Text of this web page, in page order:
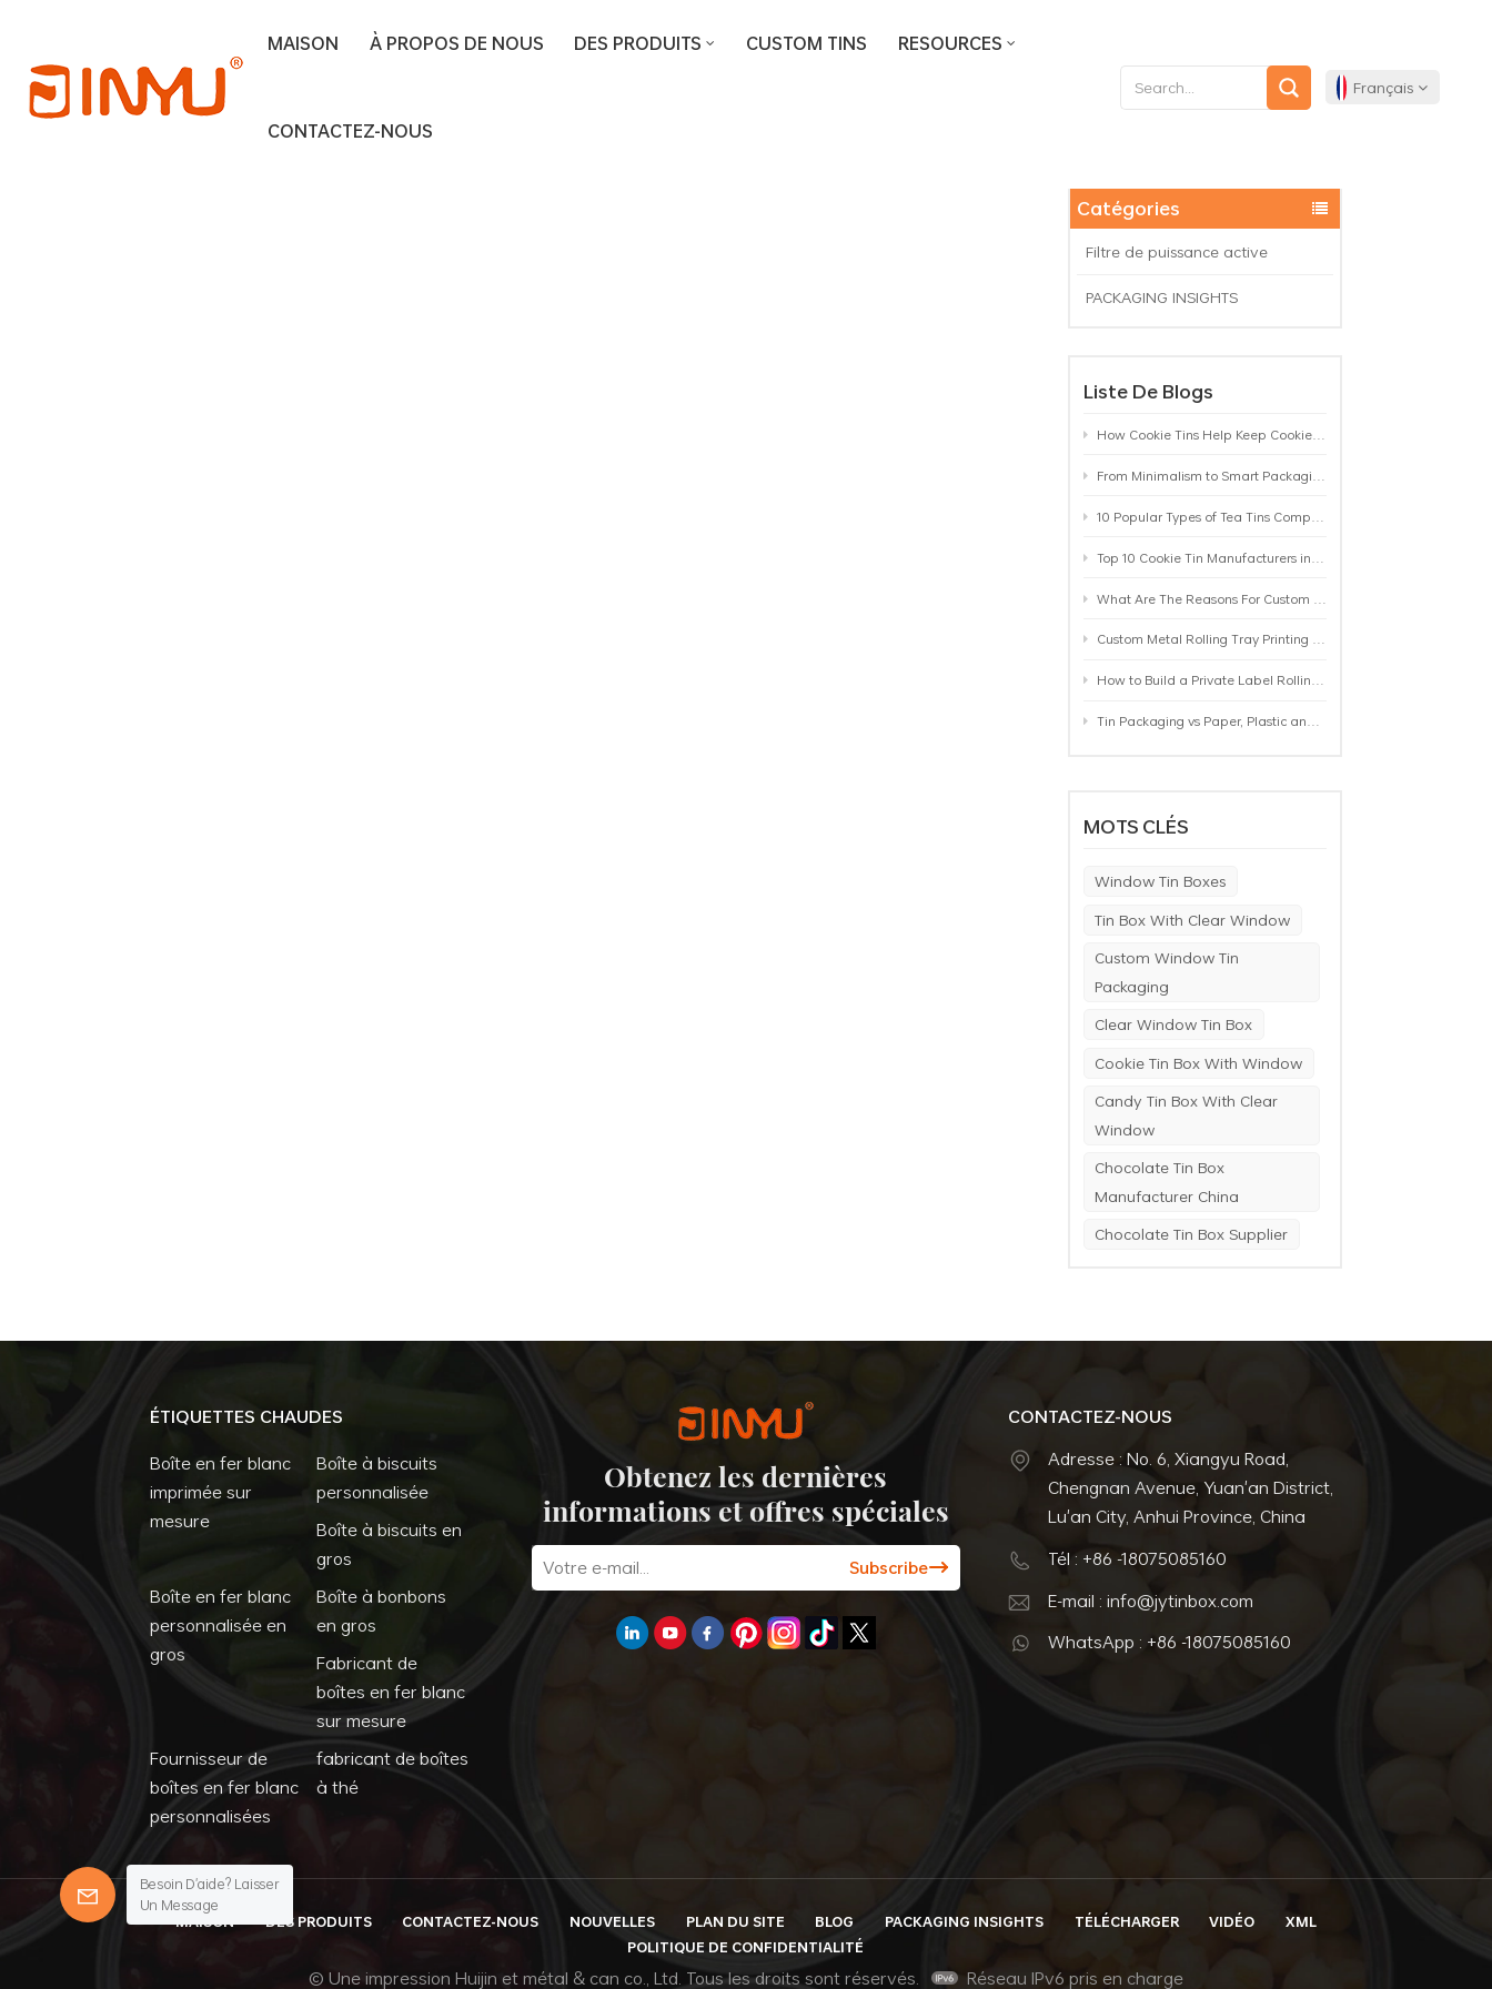
MAISON À PROPOS DE NOUS DES PRODUITS CUSTOM TINS RESOURCES
CONTACTEZ-NOUS
Français
English
Maison
Catégories
Filtre de puissance active
PACKAGING INSIGHTS
Liste De Blogs
How Cookie Tins Help Keep Cookies Fresh: A Practical Packaging Guide for Biscuit Brands
From Minimalism to Smart Packaging: 9 Tea Tin Design Trends Shaping 2026
10 Popular Types of Tea Tins Compared: A Practical Buying Guide for Tea Brands
Top 10 Cookie Tin Manufacturers in the World by 2026: A Buyer’s Comparison
What Are The Reasons For Custom Rolling Tray Wholesale Prices? MOQ, Size, Printing & Packaging Explained
Custom Metal Rolling Tray Printing & Manufacturing: From Artwork to Mass Production
How to Build a Private Label Rolling Tray Collection: Sizes, Designs and Product Positioning
Tin Packaging vs Paper, Plastic and Aluminum: Which Packaging Works Best for Your Product?
MOTS CLÉS
Window Tin Boxes
Tin Box With Clear Window
Custom Window Tin
Packaging
Clear Window Tin Box
Cookie Tin Box With Window
Candy Tin Box With Clear
Window
Chocolate Tin Box
Manufacturer China
Chocolate Tin Box Supplier
ÉTIQUETTES CHAUDES
Boîte en fer blanc
imprimée sur
mesure
Boîte à biscuits
personnalisée
Boîte à biscuits en
gros
Boîte en fer blanc
personnalisée en
gros
Boîte à bonbons
en gros
Fabricant de
boîtes en fer blanc
sur mesure
Fournisseur de
boîtes en fer blanc
personnalisées
fabricant de boîtes
à thé
Obtenez les dernières
informations et offres spéciales
CONTACTEZ-NOUS
Adresse : No. 6, Xiangyu Road,
Chengnan Avenue, Yuan'an District,
Lu'an City, Anhui Province, China
Tél : +86 -18075085160
E-mail : info@jytinbox.com
WhatsApp : +86 -18075085160
MAISON DES PRODUITS CONTACTEZ-NOUS NOUVELLES PLAN DU SITE BLOG PACKAGING INSIGHTS TÉLÉCHARGER VIDÉO
XML
POLITIQUE DE CONFIDENTIALITÉ
© Une impression Huijin et métal & can co., Ltd. Tous les droits sont réservés. Réseau IPv6 pris en charge
Besoin D'aide? Laisser
Un Message